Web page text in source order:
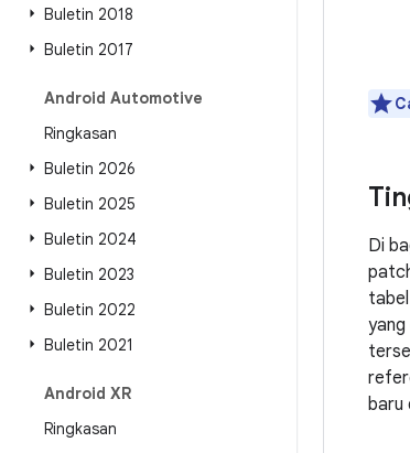
Buletin 2018
Buletin 2017
Android Automotive
Ringkasan
Buletin 2026
Buletin 2025
Buletin 2024
Buletin 2023
Buletin 2022
Buletin 2021
Android XR
Ringkasan
Di
yang
baru